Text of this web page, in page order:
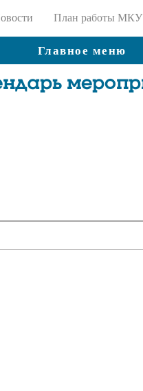
План работы МКУ
Главное меню